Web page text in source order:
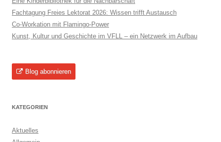
Fachtagung Freies Lektorat 2026: Wissen trifft Austausch
Co-Workation mit Flamingo-Power
Kunst, Kultur und Geschichte im VFLL – ein Netzwerk im Aufbau
Blog abonnieren
KATEGORIEN
Aktuelles